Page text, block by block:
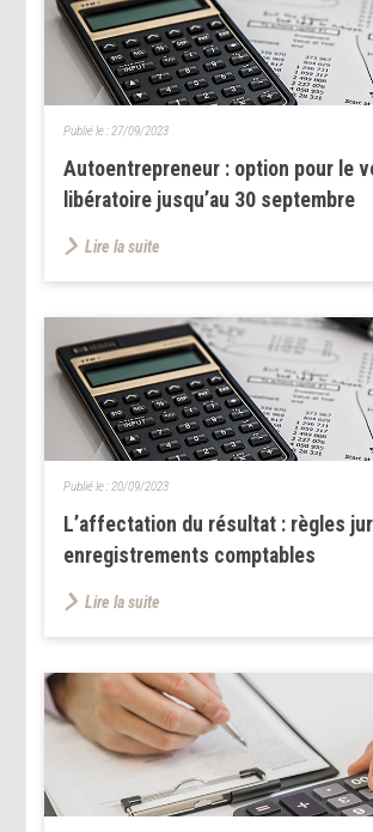
Autoentrepreneur : option pour le
libératoire jusqu’au 30 septembre
Publié le : 27/09/2023
Lire la suite
L’affectation du résultat : règles
enregistrements comptables
Publié le : 20/09/2023
Lire la suite